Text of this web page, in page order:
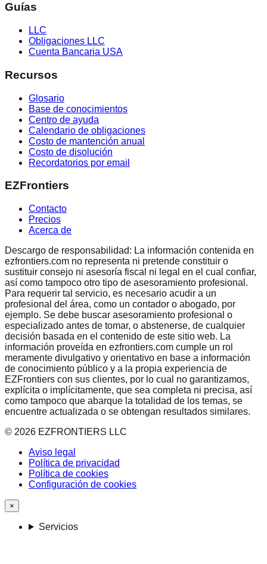
Guías
LLC
Obligaciones LLC
Cuenta Bancaria USA
Recursos
Glosario
Base de conocimientos
Centro de ayuda
Calendario de obligaciones
Costo de mantención anual
Costo de disolución
Recordatorios por email
EZFrontiers
Contacto
Precios
Acerca de
Descargo de responsabilidad: La información contenida en
ezfrontiers.com no representa ni pretende constituir o
sustituir consejo ni asesoría fiscal ni legal en el cual confiar,
así como tampoco otro tipo de asesoramiento profesional.
Para requerir tal servicio, es necesario acudir a un
profesional del área, como un contador o abogado, por
ejemplo. Se debe buscar asesoramiento profesional o
especializado antes de tomar, o abstenerse, de cualquier
decisión basada en el contenido de este sitio web. La
información proveída en ezfrontiers.com cumple un rol
meramente divulgativo y orientativo en base a información
de conocimiento público y a la propia experiencia de
EZFrontiers con sus clientes, por lo cual no garantizamos,
explícita o implícitamente, que sea completa ni precisa, así
como tampoco que abarque la totalidad de los temas, se
encuentre actualizada o se obtengan resultados similares.
© 2026 EZFRONTIERS LLC
Aviso legal
Política de privacidad
Política de cookies
Configuración de cookies
×
Servicios